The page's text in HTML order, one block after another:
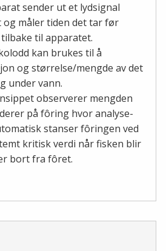
sender ut et lydsignal
og måler tiden det tar før
til apparatet.
kan brukes til å
og størrelse/mengde av det
under vann.
observerer mengden
på fôring hvor analyse-
stanser fôringen ved
kritisk verdi når fisken blir
bort fra fôret.